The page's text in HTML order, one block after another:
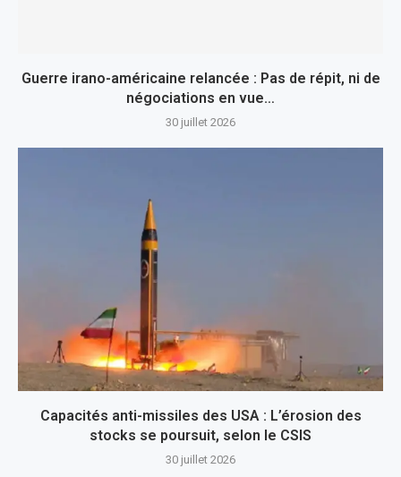
Guerre irano-américaine relancée : Pas de répit, ni de
négociations en vue…
30 juillet 2026
Capacités anti-missiles des USA : L’érosion des
stocks se poursuit, selon le CSIS
30 juillet 2026